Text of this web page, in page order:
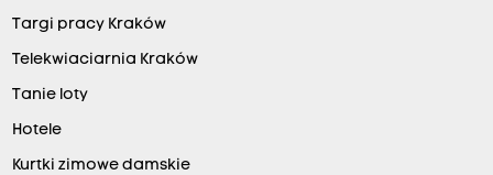
Targi pracy Kraków
Telekwiaciarnia Kraków
Tanie loty
Hotele
Kurtki zimowe damskie